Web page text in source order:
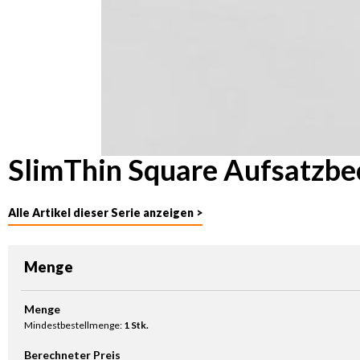
SlimThin Square
Alle Artikel dieser Serie anzeigen >
Menge
Produkt Anzahl: Gib den gewünschten Wert ein oder benutze die
Menge
Mindestbestellmenge: 1 Stk.
Berechneter Preis